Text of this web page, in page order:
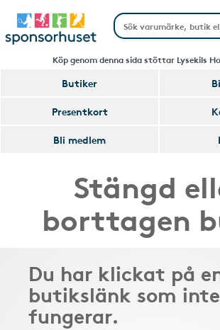
Köp genom denna sida stöttar Lysekils
Butiker
Presentkort
Bli medlem
Stängd
borttagen
Du har klickat på
butikslänk som
fungerar.